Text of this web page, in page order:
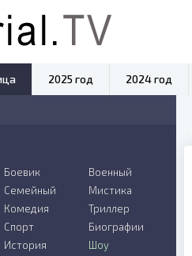
Боевик
Семейный
Комедия
Военный
Мистика
Триллер
Спорт
История
Биографии
Шоу
2025 год 2024 год